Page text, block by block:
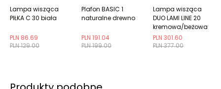
PLN 129.00
PLN 86.69
Lampa wisząca
PIŁKA C 30 biała
PLN 199.00
PLN 191.04
Plafon BASIC 1
naturalne drewno
PLN 377.00
PLN 301.60
Lampa wisząca
DUO LAMI LINE 20
kremowa/beżowa